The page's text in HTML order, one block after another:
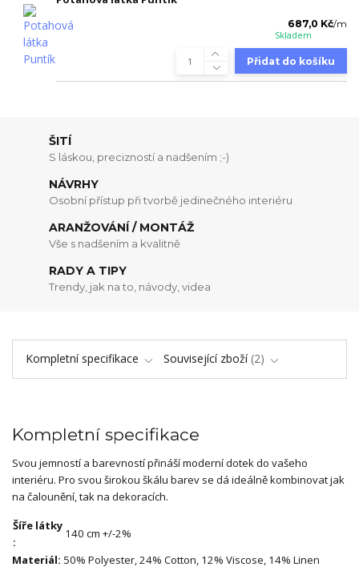
687,0 Kč/m
Skladem
Přidat do košíku
ŠITÍ
S láskou, precizností a nadšením ;-)
NÁVRHY
Osobní přístup při tvorbě jedinečného interiéru
ARANŽOVÁNÍ / MONTÁŽ
Vše s nadšením a kvalitně
RADY A TIPY
Trendy, jak na to, návody, videa
Kompletní specifikace Související zboží 2
Kompletní specifikace
Svou jemností a barevností přináší moderní dotek do vašeho
interiéru. Pro svou širokou škálu barev se dá ideálně kombinovat jak
na čalounění, tak na dekoracích.
Šíře látky
:
140 cm +/-2%
Materiál: 50% Polyester, 24% Cotton, 12% Viscose, 14% Linen